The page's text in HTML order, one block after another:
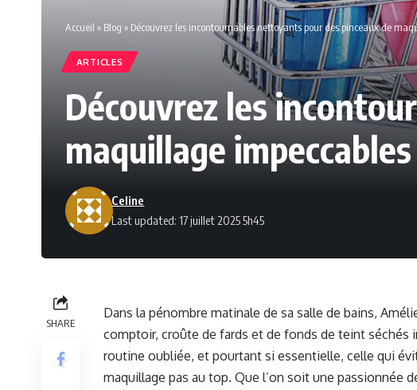
Accueil » Blog » Découvrez les incontournables nettoyants pour des pinceaux de
ARTICLES
Découvrez les
maquillage impeccables
Last updated: 17 juillet 2025 5h45
Celine
SHARE
Dans la pénombre matinale de sa salle de bains,
comptoir, croûte de fards et de fonds de teint séchés
routine oubliée, et pourtant si essentielle, celle qui
maquillage pas au top. Que l’on soit une passionnée